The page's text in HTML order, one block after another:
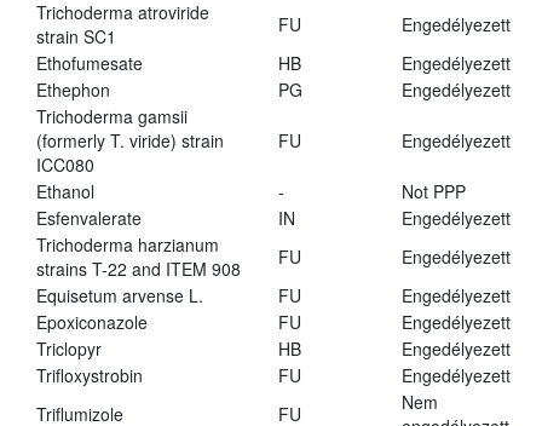
Trichoderma atroviride
strain SC1
FU
Engedélyezett
Ethofumesate
HB
Engedélyezett
Ethephon
PG
Engedélyezett
Trichoderma gamsii
(formerly T. viride) strain
ICC080
FU Engedélyezett
Ethanol -
Not PPP
Esfenvalerate
IN
Engedélyezett
Trichoderma harzianum
strains T-22 and ITEM 908
FU
Engedélyezett
Equisetum arvense L.
FU
Engedélyezett
Epoxiconazole
FU
Engedélyezett
Triclopyr
HB
Engedélyezett
Trifloxystrobin
FU
Engedélyezett
Triflumizole
FU
Nem